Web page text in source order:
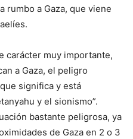
rumbo a Gaza, que viene
carácter muy importante,
a Gaza, el peligro
significa y está
y el sionismo”.
bastante peligrosa, ya
de Gaza en 2 o 3